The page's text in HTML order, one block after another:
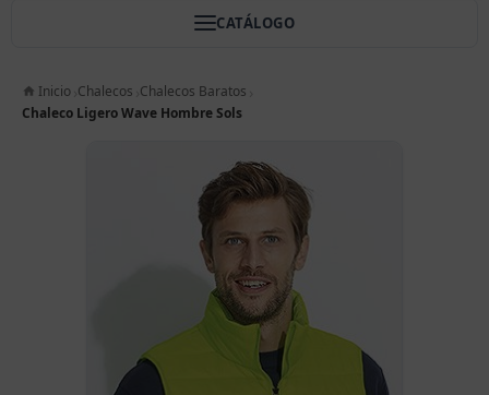
CATÁLOGO
Inicio Chalecos Chalecos Baratos
Chaleco Ligero Wave Hombre Sols